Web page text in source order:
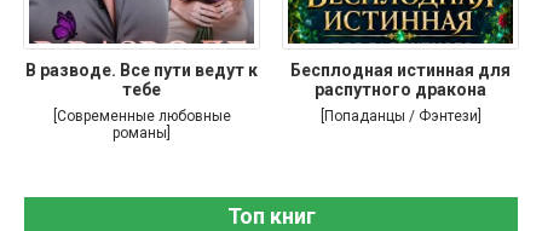
В разводе. Все пути ведут к
тебе
[Современные любовные
романы]
Бесплодная истинная для
распутного дракона
[Попаданцы / Фэнтези]
Топ книг